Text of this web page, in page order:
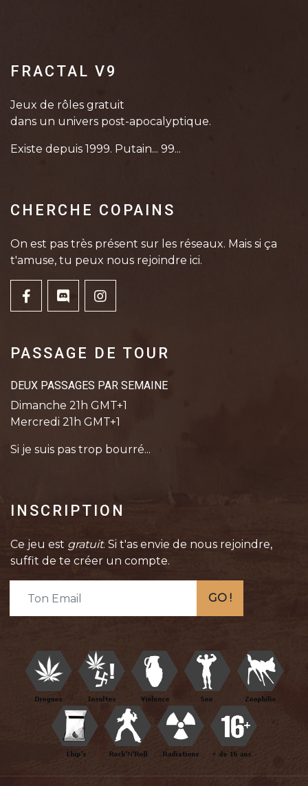
FRACTAL V9
Jeux de rôles gratuit
dans un univers post-apocalyptique.
Existe depuis 1999. Putain... 99...
CHERCHE COPAINS
On est pas très présent sur les réseaux. Mais si ça
t'amuse, tu peux nous rejoindre ici.
PASSAGE DE TOUR
DEUX PASSAGES PAR SEMAINE
Dimanche 21h GMT+1
Mercredi 21h GMT+1
Si je suis pas trop bourré...
INSCRIPTION
Ce jeu est gratuit. Si t'as envie de nous rejoindre,
suffit de te créer un compte.
GO !